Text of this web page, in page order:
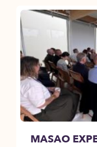
MASAO